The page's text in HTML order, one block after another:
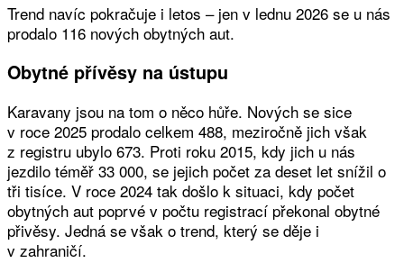
Trend navíc pokračuje i letos – jen v lednu 2026 se u nás
prodalo 116 nových obytných aut.
Obytné přívěsy na ústupu
Karavany jsou na tom o něco hůře. Nových se sice
v roce 2025 prodalo celkem 488, meziročně jich však
z registru ubylo 673. Proti roku 2015, kdy jich u nás
jezdilo téměř 33 000, se jejich počet za deset let snížil o
tři tisíce. V roce 2024 tak došlo k situaci, kdy počet
obytných aut poprvé v počtu registrací překonal obytné
přivěsy. Jedná se však o trend, který se děje i
v zahraničí.